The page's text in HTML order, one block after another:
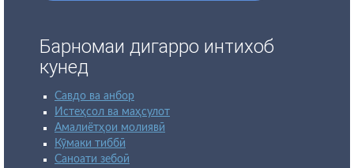
Барномаи дигарро интихоб
кунед
Савдо ва анбор
Истеҳсол ва маҳсулот
Амалиётҳои молиявӣ
Кӯмаки тиббӣ
Саноати зебоӣ